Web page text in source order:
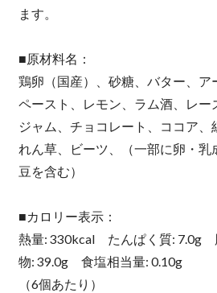
ます。
■原材料名：
鶏卵（国産）、砂糖、バター、ア
ペースト、レモン、ラム酒、レー
ジャム、チョコレート、ココア、
れん草、ビーツ、（一部に卵・乳
豆を含む）
■カロリー表示：
熱量: 330kcal たんぱく質: 7.0g
物: 39.0g 食塩相当量: 0.10g
（6個あたり）